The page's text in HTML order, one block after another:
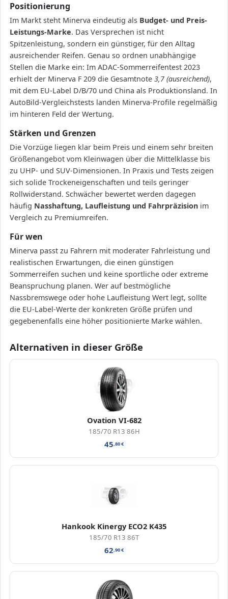
Positionierung
Im Markt steht Minerva eindeutig als Budget- und Preis-
Leistungs-Marke. Das Versprechen ist nicht
Spitzenleistung, sondern ein günstiger, für den Alltag
ausreichender Reifen. Genau so ordnen unabhängige
Stellen die Marke ein: Im ADAC-Sommerreifentest 2023
erhielt der Minerva F 209 die Gesamtnote 3,7 (ausreichend),
mit dem EU-Label D/B/70 und China als Produktionsland. In
AutoBild-Vergleichstests landen Minerva-Profile regelmäßig
im hinteren Feld der Wertung.
Stärken und Grenzen
Die Vorzüge liegen klar beim Preis und einem sehr breiten
Größenangebot vom Kleinwagen über die Mittelklasse bis
zu UHP- und SUV-Dimensionen. In Praxis und Tests zeigen
sich solide Trockeneigenschaften und teils geringer
Rollwiderstand. Schwächer bewertet werden dagegen
häufig Nasshaftung, Laufleistung und Fahrpräzision im
Vergleich zu Premiumreifen.
Für wen
Minerva passt zu Fahrern mit moderater Fahrleistung und
realistischen Erwartungen, die einen günstigen
Sommerreifen suchen und keine sportliche oder extreme
Beanspruchung planen. Wer auf bestmögliche
Nassbremswege oder hohe Laufleistung Wert legt, sollte
die EU-Label-Werte der konkreten Größe prüfen und
gegebenenfalls eine höher positionierte Marke wählen.
Alternativen in dieser Größe
Ovation VI-682
185/70 R13 86H
45,80€
Hankook Kinergy ECO2 K435
185/70 R13 86T
62,90€